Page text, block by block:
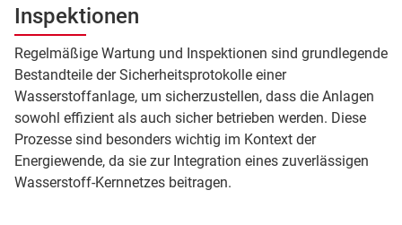
Inspektionen
Regelmäßige Wartung und Inspektionen sind grundlegende
Bestandteile der Sicherheitsprotokolle einer
Wasserstoffanlage, um sicherzustellen, dass die Anlagen
sowohl effizient als auch sicher betrieben werden. Diese
Prozesse sind besonders wichtig im Kontext der
Energiewende, da sie zur Integration eines zuverlässigen
Wasserstoff-Kernnetzes beitragen.